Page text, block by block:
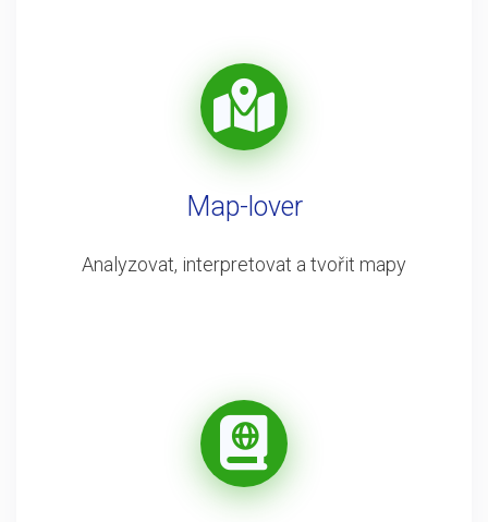
Map-lover
Analyzovat, interpretovat a tvořit mapy